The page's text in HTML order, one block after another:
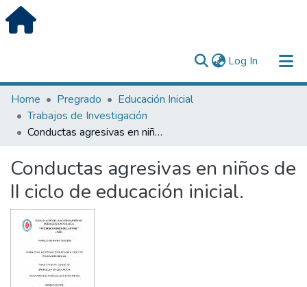
Log In (current)
Communities & Collections
All of DSpace
Home Pregrado
Educación Inicial
Trabajos de Investigación
Conductas agresivas en niños de II ciclo de educación inicial.
Conductas agresivas en niños de
II ciclo de educación inicial.